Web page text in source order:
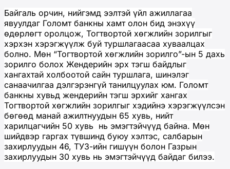
Байгаль орчин, нийгэмд ээлтэй үйл ажиллагаа
явуулдаг Голомт банкны хамт олон бид энэхүү
өдөрлөгт оролцож, Тогтвортой хөгжлийн зорилгыг
хэрхэн хэрэгжүүлж буй туршлагаасаа хуваалцах
болно. Мөн “Тогтвортой хөгжлийн зорилго”-ын 5 дахь
зорилго болох Жендерийн эрх тэгш байдлыг
хангахтай холбоотой сайн туршлага, шинэлэг
санаачилгаа дэлгэрэнгүй танилцуулах юм. Голомт
банкны хувьд жендерийн тэгш эрхийг хангах
Тогтвортой хөгжлийн зорилгыг хэдийнэ хэрэгжүүлсэн
бөгөөд манай ажилтнуудын 65 хувь, нийт
харилцагчийн 50 хувь нь эмэгтэйчүүд байна. Мөн
шийдвэр гаргах түвшинд буюу хэлтэс, салбарын
захирлуудын 46, ТУЗ-ийн гишүүн болон Газрын
захирлуудын 30 хувь нь эмэгтэйчүүд байдаг билээ.